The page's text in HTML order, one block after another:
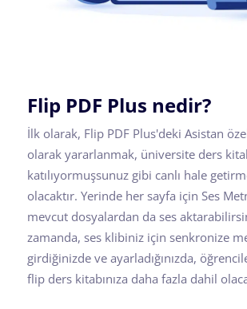
Flip PDF Plus nedir?
İlk olarak, Flip PDF Plus'deki Asistan
olarak yararlanmak, üniversite ders
katılıyormuşsunuz gibi canlı hale
olacaktır. Yerinde her sayfa için Ses
mevcut dosyalardan da ses
zamanda, ses klibiniz için senkronize
girdiğinizde ve ayarladığınızda,
flip ders kitabınıza daha fazla dahil